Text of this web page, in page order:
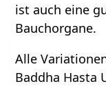
ist auch eine
Bauchorgane.
Alle
Baddha Hasta